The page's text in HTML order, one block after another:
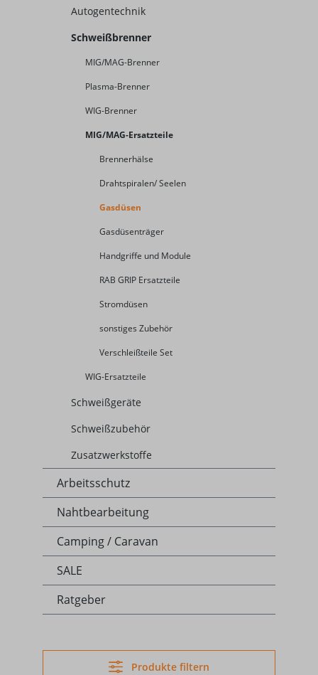
Autogentechnik
Schweißbrenner
MIG/MAG-Brenner
Plasma-Brenner
WIG-Brenner
MIG/MAG-Ersatzteile
Brennerhälse
Drahtspiralen/ Seelen
Gasdüsen
Gasdüsenträger
Handgriffe und Module
RAB GRIP Ersatzteile
Stromdüsen
sonstiges Zubehör
Verschleißteile Set
WIG-Ersatzteile
Schweißgeräte
Schweißzubehör
Zusatzwerkstoffe
Arbeitsschutz
Nahtbearbeitung
Camping / Caravan
SALE
Ratgeber
Produkte filtern